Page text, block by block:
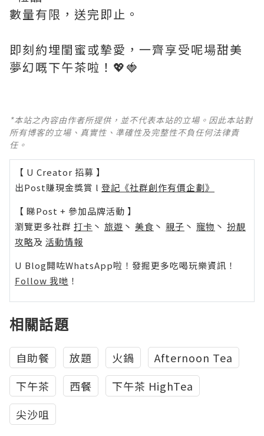
數量有限，送完即止。
即刻約埋閨蜜或摯愛，一齊享受呢場甜美
夢幻嘅下午茶啦！💖🍓
*本站之內容由作者所提供，並不代表本站的立場。因此本站對
所有博客的立場、真實性、準確性及完整性不負任何法律責
任。
【 U Creator 招募 】
出Post賺現金獎賞 l 登記《社群創作有價企劃》
【 睇Post + 參加品牌活動 】
瀏覽更多社群 打卡 丶 旅遊 丶 美食 丶 親子 丶 寵物 丶 扮靚
攻略及 活動情報
U Blog開咗WhatsApp啦！發掘更多吃喝玩樂資訊！
Follow 我哋 ！
相關話題
自助餐 放題 火鍋
Afternoon Tea
下午茶
西餐
下午茶 HighTea
尖沙咀